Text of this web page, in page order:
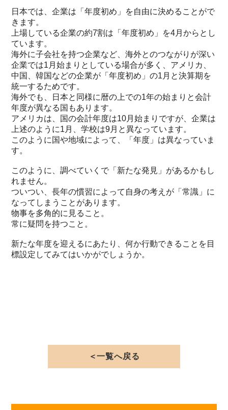
日本では、企業は「年度初め」を自由に決めることがで
きます。
上場している企業の約7割は「年度初め」を4月からとし
ています。
海外に子会社を持つ企業など、海外とのつながりが深い
企業では1月始まりとしている場合が多く、アメリカ、
中国、韓国などの企業が「年度初め」の1月と決算期を
統一するためです。
海外でも、日本と同様に暦の上での1年の始まりと会計
年度が異なる国もあります。
アメリカは、国の会計年度は10月始まりですが、企業は
上述のように1月、学校は9月と異なっています。
このように国や地域によって、「年度」は異なっていま
す。
このように、調べていくで「新たな発見」があるかもし
れません。
ついつい、長年の慣習によって自身の考えが「常識」に
なってしまうことがあります。
物事を多角的に見ること。
常に疑問を持つこと。
新たな年度を迎えるにあたり、何か行動できることを目
標設定してみてはいかがでしょうか。
＜一覧へ戻る